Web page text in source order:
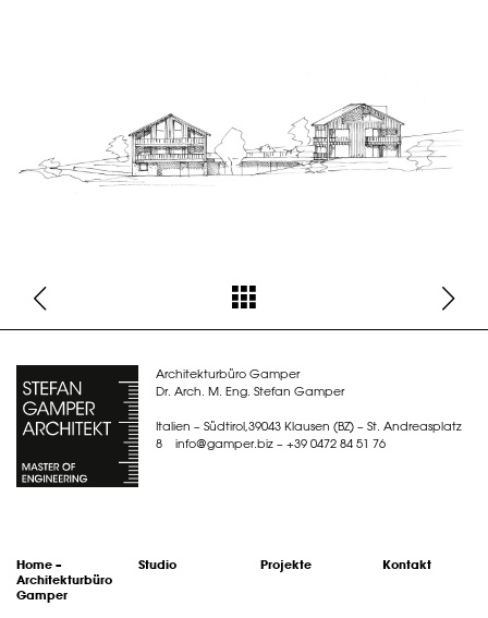
Architekturbüro Gamper
Dr. Arch. M. Eng. Stefan Gamper
Italien – Südtirol,39043 Klausen (BZ) – St. Andreasplatz
8 info@gamper.biz – +39 0472 84 51 76
Home –
Architekturbüro
Gamper
Studio Projekte Kontakt